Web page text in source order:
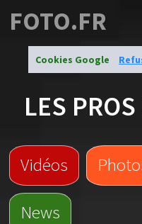
Cookies Google
FOTO.FR
LES
Vidéos
News